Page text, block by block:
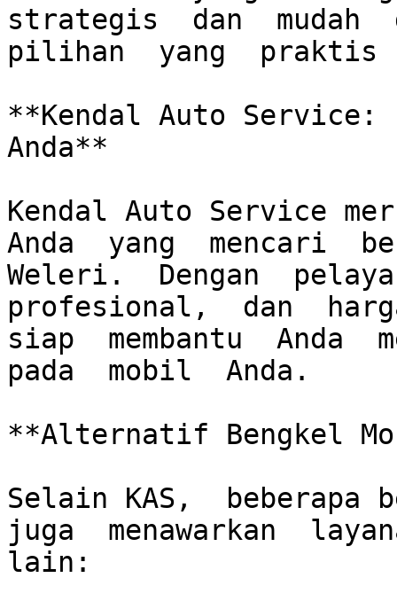
strategis  dan  mudah
pilihan  yang  praktis
**Kendal Auto
Anda**
Kendal Auto Service
Anda  yang  mencari
Weleri.  Dengan
profesional,  dan
siap  membantu  Anda
pada  mobil  Anda.
**Alternatif Bengkel
Selain KAS,  beberapa
juga  menawarkan
lain: